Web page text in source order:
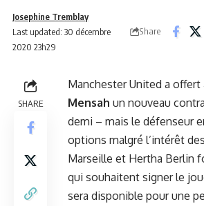
Last updated: 30 décembre
2020 23h29
Josephine Tremblay
Share
SHARE
Manchester United a offert
Mensah un nouveau
demi – mais le défenseur
options malgré l’intérêt
Marseille et Hertha Berlin
qui souhaitent signer le
sera disponible pour une